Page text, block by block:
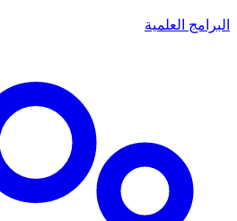
البرامج العلمية